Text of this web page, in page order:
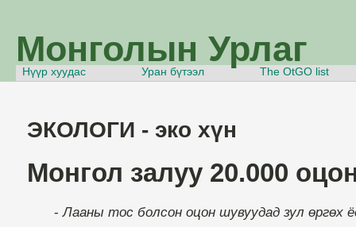
Монголын Урлаг
Нүүр xуудас Уран бүтээл The OtGO list
ЭКОЛОГИ - эко хүн
Монгол залуу 20.000
- Лааны тос болсон оцон шувуудад зул өргөх